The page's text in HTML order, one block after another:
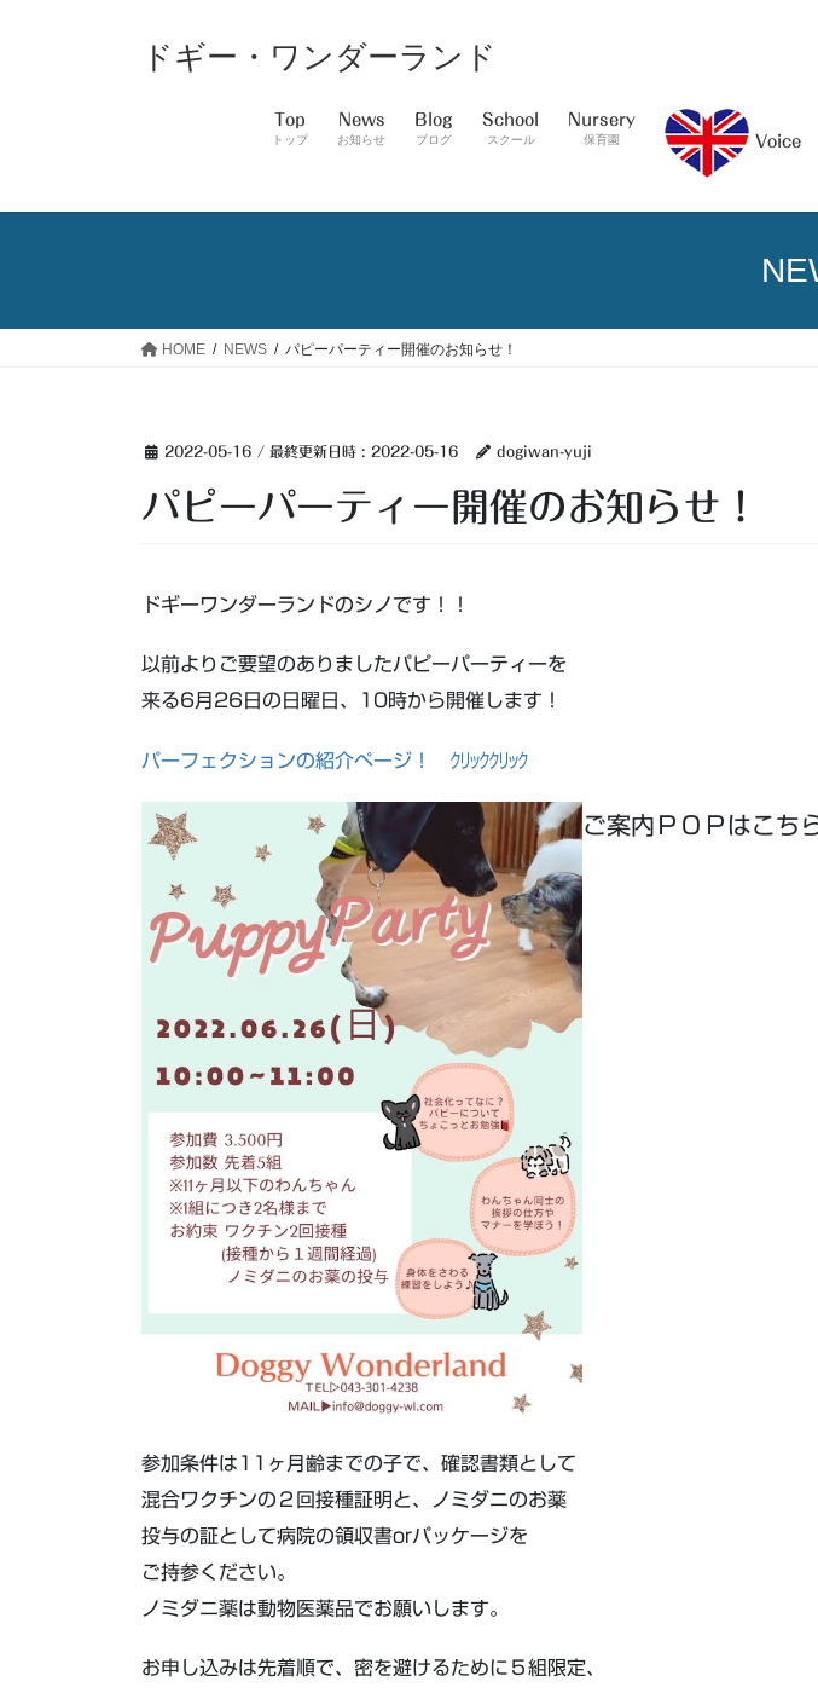
キ
に
ドギー・ワンダーランド
Top
トップ
News
お知らせ
Blog
ブログ
School
スクール
Nursery
保育園 Voice
HOME NEWS パピーパーティー開催のお知らせ！
2022-05-16 / 最終更新日時 : 2022-05-16 dogiwan-yuji
パピーパーティー開催のお知らせ！
ドギーワンダーランドのシノです！！
以前よりご要望のありましたパピーパーティーを
来る6月26日の日曜日、10時から開催します！
パーフェクションの紹介ページ！ ｸﾘｯｸｸﾘｯｸ
ご案内ＰＯＰはこち
参加条件は11ヶ月齢までの子で、確認書類として
混合ワクチンの２回接種証明と、ノミダニのお薬
投与の証として病院の領収書orパッケージを
ご持参ください。
ノミダニ薬は動物医薬品でお願いします。
お申し込みは先着順で、密を避けるために５組限定、